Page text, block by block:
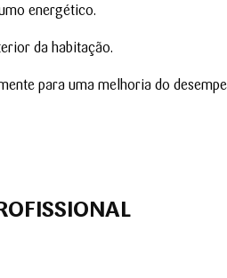
energético.
da habitação.
para uma melhoria do